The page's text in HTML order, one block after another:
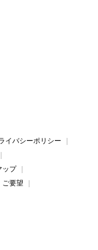
イバシーポリシー
ップ
ご要望